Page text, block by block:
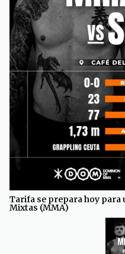
Tarifa se prepara hoy para
Mixtas (MMA)